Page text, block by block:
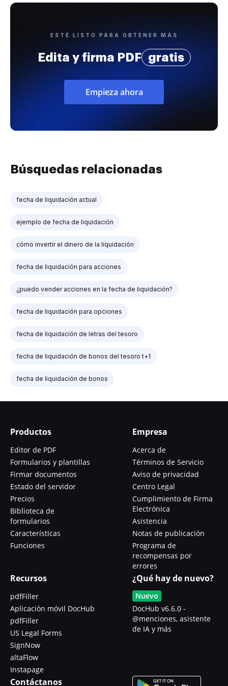
ESTÉ LISTO PARA OBTENER MÁS
Edita y firma PDF gratis
Empieza ahora
Búsquedas relacionadas
fecha de liquidación actual
ejemplo de fecha de liquidación
cómo invertir el dinero de la liquidación
fecha de liquidación para acciones
¿puedo vender acciones en la fecha de liquidación?
fecha de liquidación para opciones
fecha de liquidación de letras del tesoro
fecha de liquidación de bonos del tesoro t+1
fecha de liquidación de bonos
Productos
Editor de PDF
Formularios y plantillas
Firmar documentos
Estado del servidor
Precios
Biblioteca de
formularios
Características
Funciones
Empresa
Acerca de
Términos de Servicio
Aviso de privacidad
Centro Legal
Cumplimiento de Firma
Electrónica
Asistencia
Notas de publicación
Programa de
recompensas por
errores
Recursos
pdfFiller
Aplicación móvil DocHub
pdfFiller
US Legal Forms
SignNow
altaFlow
Instapage
¿Qué hay de nuevo?
Nuevo
DocHub v6.6.0 -
@menciones, asistente
de IA y más
Contáctanos